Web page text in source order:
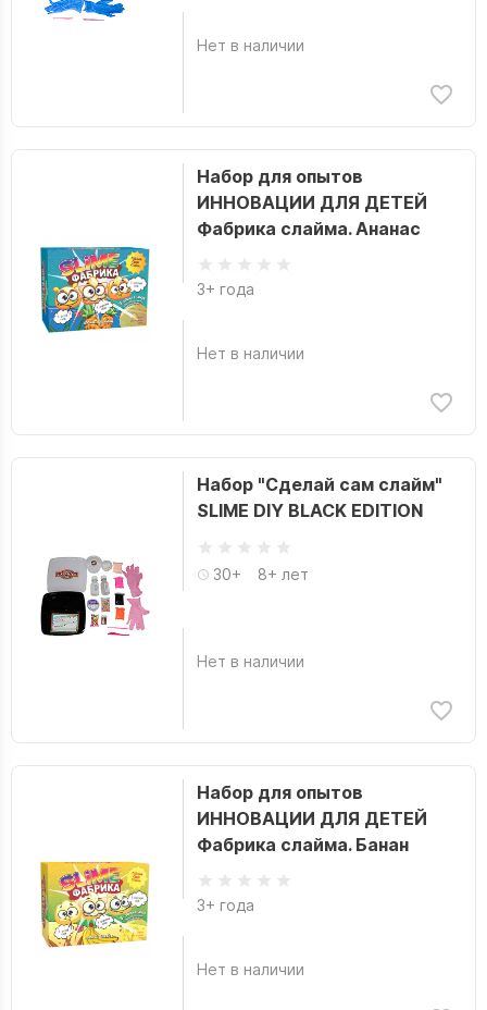
Нет в наличии
Набор для опытов
ИННОВАЦИИ ДЛЯ ДЕТЕЙ
Фабрика слайма. Ананас
3+ года
Нет в наличии
Набор "Сделай сам слайм"
SLIME DIY BLACK EDITION
30+ 8+ лет
Нет в наличии
Набор для опытов
ИННОВАЦИИ ДЛЯ ДЕТЕЙ
Фабрика слайма. Банан
3+ года
Нет в наличии